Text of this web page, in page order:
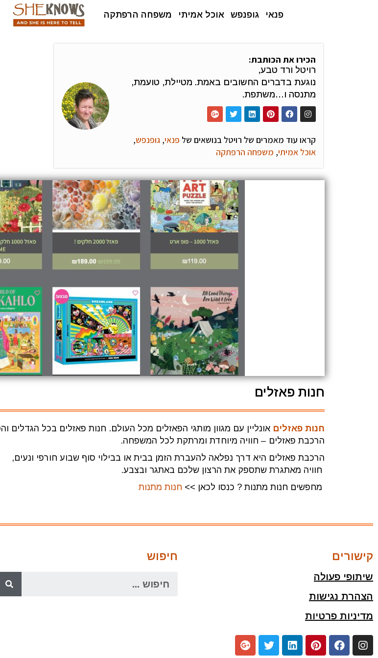
פנאי גופנפש אוכל אמיתי משפחה הרפתקה
הכירו את הכותבת:
רויטל ורד טבע,
נוגעת בדברים החשובים באמת. מטיילת, טועמת,
מתנסה ו…משתפת.
קראו עוד מאמרים של רויטל בנושאים של פנאי, גופנפש,
אוכל אמיתי, משפחה הרפתקה
חנות פאזלים
חנות פאזלים אונליין עם מגוון מותגי הפאזלים מכל העולם. חנות פאזלים בכל הגדלים
הרכבת פאזלים – חוויה מיוחדת ומרתקת לכל המשפחה.
הרכבת פאזלים היא דרך נפלאה להעברת הזמן בבית או בבילוי סוף שבוע חורפי ונעים,
חוויה מאתגרת שתספק את הרצון שלכם באתגר ובצבע.
מחפשים חנות מתנות ? כנסו לכאן >> חנות מתנות
קישורים
שיתופי פעולה
הצהרת נגישות
מדיניות פרטיות
חיפוש